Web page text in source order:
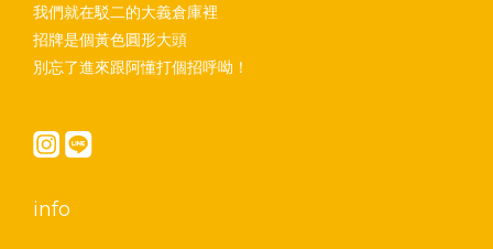
我們就在駁二的大義倉庫裡
招牌是個黃色圓形大頭
別忘了進來跟阿懂打個招呼呦！
info